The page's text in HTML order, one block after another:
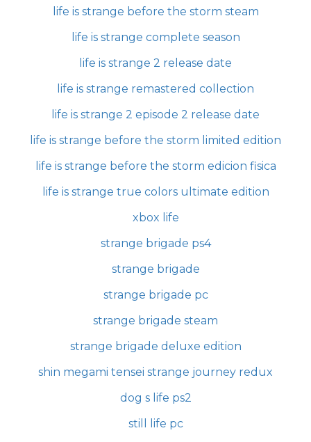
life is strange before the storm steam
life is strange complete season
life is strange 2 release date
life is strange remastered collection
life is strange 2 episode 2 release date
life is strange before the storm limited edition
life is strange before the storm edicion fisica
life is strange true colors ultimate edition
xbox life
strange brigade ps4
strange brigade
strange brigade pc
strange brigade steam
strange brigade deluxe edition
shin megami tensei strange journey redux
dog s life ps2
still life pc